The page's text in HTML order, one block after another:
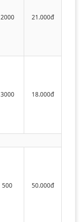
2000 21.000đ
3000 18.000đ
500 50.000đ